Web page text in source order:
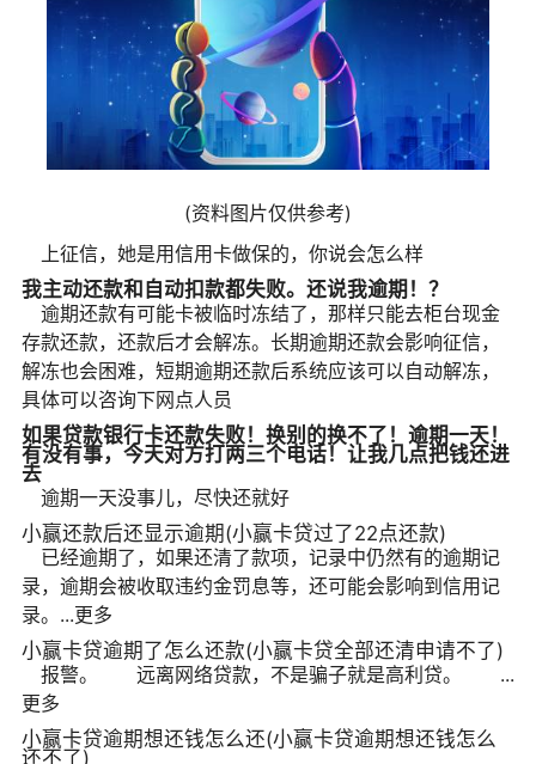
(资料图片仅供参考)
上征信，她是用信用卡做保的，你说会怎么样
我主动还款和自动扣款都失败。还说我逾期！？
逾期还款有可能卡被临时冻结了，那样只能去柜台现金
存款还款，还款后才会解冻。长期逾期还款会影响征信，
解冻也会困难，短期逾期还款后系统应该可以自动解冻，
具体可以咨询下网点人员
如果贷款银行卡还款失败！换别的换不了！逾期一天！
有没有事，今天对方打两三个电话！让我几点把钱还进
去
逾期一天没事儿，尽快还就好
小赢还款后还显示逾期(小赢卡贷过了22点还款)
已经逾期了，如果还清了款项，记录中仍然有的逾期记
录，逾期会被收取违约金罚息等，还可能会影响到信用记
录。...更多
小赢卡贷逾期了怎么还款(小赢卡贷全部还清申请不了)
报警。 远离网络贷款，不是骗子就是高利贷。 ...
更多
小赢卡贷逾期想还钱怎么还(小赢卡贷逾期想还钱怎么
还不了)